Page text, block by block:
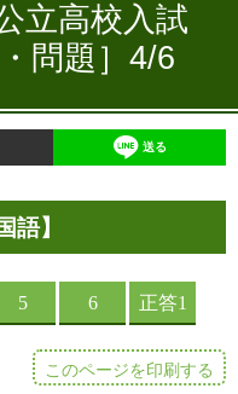
中学生向け）
立高校入試
問題］4/6
送る
語】
このページを印刷する